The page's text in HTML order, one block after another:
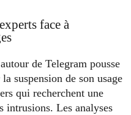
face à
autour de Telegram pousse
suspension de son usage
qui recherchent une
intrusions. Les analyses